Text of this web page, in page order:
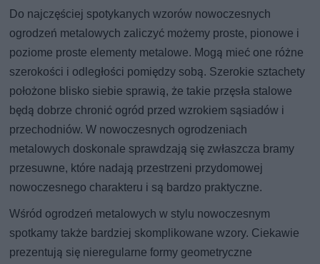
Do najczęściej spotykanych wzorów nowoczesnych
ogrodzeń metalowych zaliczyć możemy proste, pionowe i
poziome proste elementy metalowe. Mogą mieć one różne
szerokości i odległości pomiędzy sobą. Szerokie sztachety
położone blisko siebie sprawią, że takie przęsła stalowe
będą dobrze chronić ogród przed wzrokiem sąsiadów i
przechodniów. W nowoczesnych ogrodzeniach
metalowych doskonale sprawdzają się zwłaszcza bramy
przesuwne, które nadają przestrzeni przydomowej
nowoczesnego charakteru i są bardzo praktyczne.
Wśród ogrodzeń metalowych w stylu nowoczesnym
spotkamy także bardziej skomplikowane wzory. Ciekawie
prezentują się nieregularne formy geometryczne